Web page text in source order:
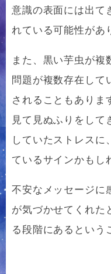
意識の表面には出て
れている可能性があ
また、黒い芋虫が複
問題が複数存在して
されることもありま
見て見ぬふりをして
していたストレスに
ているサインかもし
不安なメッセージに
が気づかせてくれた
る段階にあるという